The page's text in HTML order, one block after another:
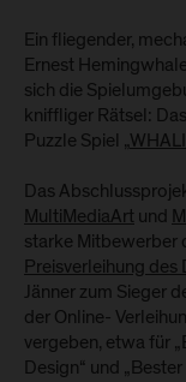
Ein fliegender,
Ernest
sich die
kniffliger Rätsel:
Puzzle Spiel „
Das
MultiMediaArt und
starke Mitbewerber
Preisverleihung
Jänner zum Sieger
der Online-
vergeben, etwa für
Design“ und „Bester